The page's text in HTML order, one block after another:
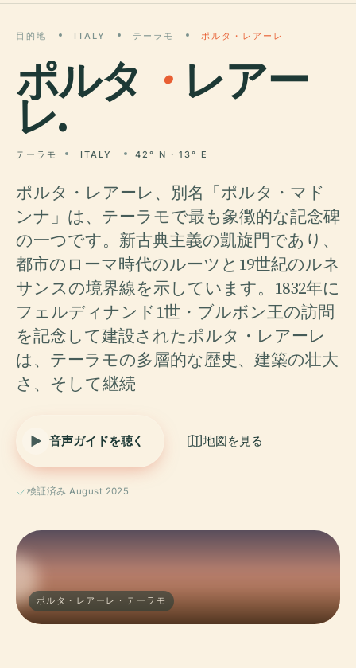
目的地 ITALY テーラモ ポルタ・レアーレ
ポルタ ・ レアー
レ.
テーラモ ITALY 42° N · 13° E
ポルタ・レアーレ、別名「ポルタ・マド
ンナ」は、テーラモで最も象徴的な記念碑
の一つです。新古典主義の凱旋門であり、
都市のローマ時代のルーツと19世紀のルネ
サンスの境界線を示しています。1832年に
フェルディナンド1世・ブルボン王の訪問
を記念して建設されたポルタ・レアーレ
は、テーラモの多層的な歴史、建築の壮大
さ、そして継続
音声ガイドを聴く 地図を見る
検証済み August 2025
ポルタ・レアーレ · テーラモ